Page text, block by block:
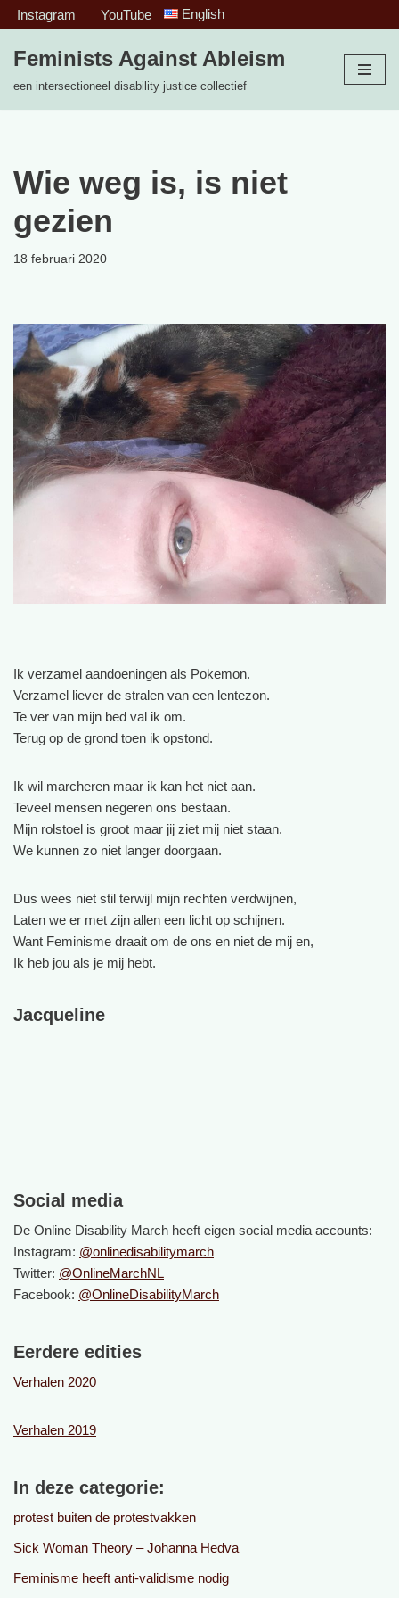
Ga
naar
de
inhoud
Instagram YouTube English
Feminists Against Ableism
een intersectioneel disability justice collectief
Wie weg is, is niet
gezien
18 februari 2020
Ik verzamel aandoeningen als Pokemon.
Verzamel liever de stralen van een lentezon.
Te ver van mijn bed val ik om.
Terug op de grond toen ik opstond.
Ik wil marcheren maar ik kan het niet aan.
Teveel mensen negeren ons bestaan.
Mijn rolstoel is groot maar jij ziet mij niet staan.
We kunnen zo niet langer doorgaan.
Dus wees niet stil terwijl mijn rechten verdwijnen,
Laten we er met zijn allen een licht op schijnen.
Want Feminisme draait om de ons en niet de mij en,
Ik heb jou als je mij hebt.
Jacqueline
Social media
De Online Disability March heeft eigen social media accounts:
Instagram: @onlinedisabilitymarch
Twitter: @OnlineMarchNL
Facebook: @OnlineDisabilityMarch
Eerdere edities
Verhalen 2020
Verhalen 2019
In deze categorie:
protest buiten de protestvakken
Sick Woman Theory – Johanna Hedva
Feminisme heeft anti-validisme nodig